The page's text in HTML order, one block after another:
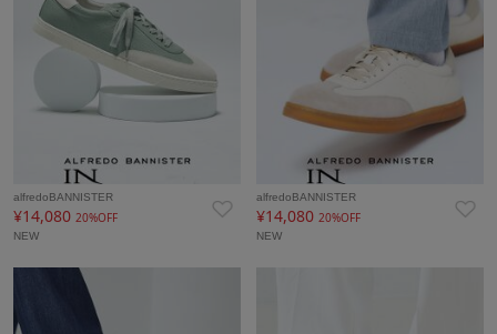
alfredoBANNISTER
¥14,080 20%OFF
NEW
alfredoBANNISTER
¥14,08020%OFF
NEW